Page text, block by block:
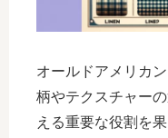
オールドアメリカ
柄やテクスチャー
える重要な役割を